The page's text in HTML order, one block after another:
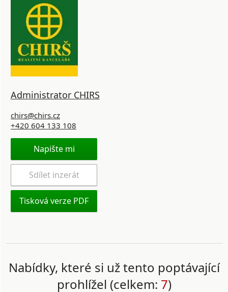
Administrator CHIRS
chirs@chirs.cz
+420 604 133 108
Napište mi
Sdílet inzerát
Tisková verze PDF
Nabídky, které si už tento poptávající
prohlížel (celkem: 7)